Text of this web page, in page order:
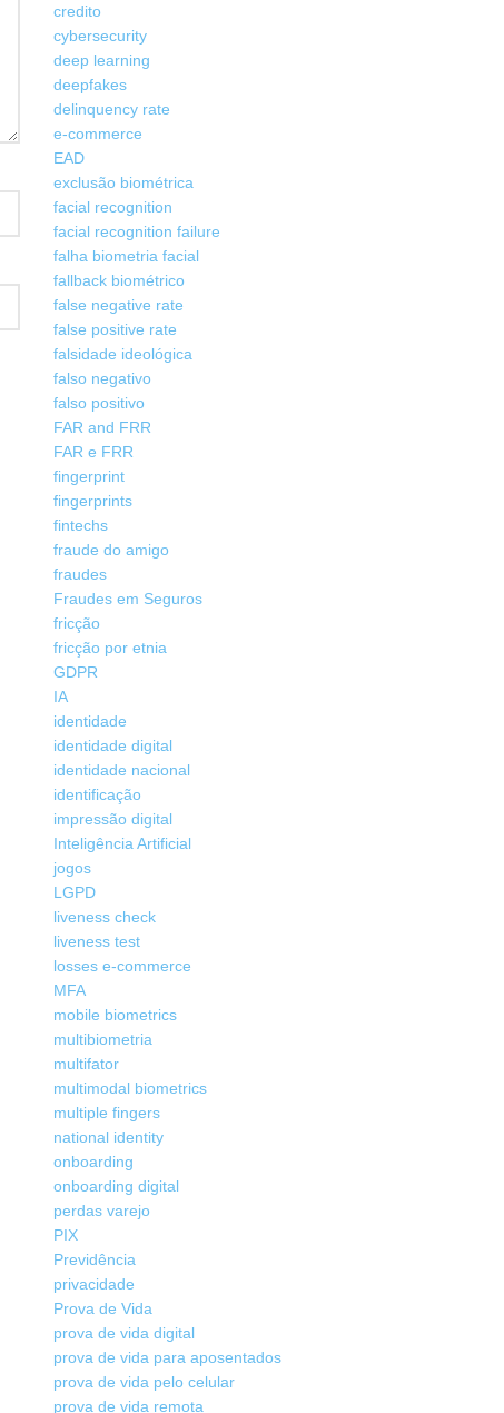
credito
cybersecurity
deep learning
deepfakes
delinquency rate
e-commerce
EAD
exclusão biométrica
facial recognition
facial recognition failure
falha biometria facial
fallback biométrico
false negative rate
false positive rate
falsidade ideológica
falso negativo
falso positivo
FAR and FRR
FAR e FRR
fingerprint
fingerprints
fintechs
fraude do amigo
fraudes
Fraudes em Seguros
fricção
fricção por etnia
GDPR
IA
identidade
identidade digital
identidade nacional
identificação
impressão digital
Inteligência Artificial
jogos
LGPD
liveness check
liveness test
losses e-commerce
MFA
mobile biometrics
multibiometria
multifator
multimodal biometrics
multiple fingers
national identity
onboarding
onboarding digital
perdas varejo
PIX
Previdência
privacidade
Prova de Vida
prova de vida digital
prova de vida para aposentados
prova de vida pelo celular
prova de vida remota